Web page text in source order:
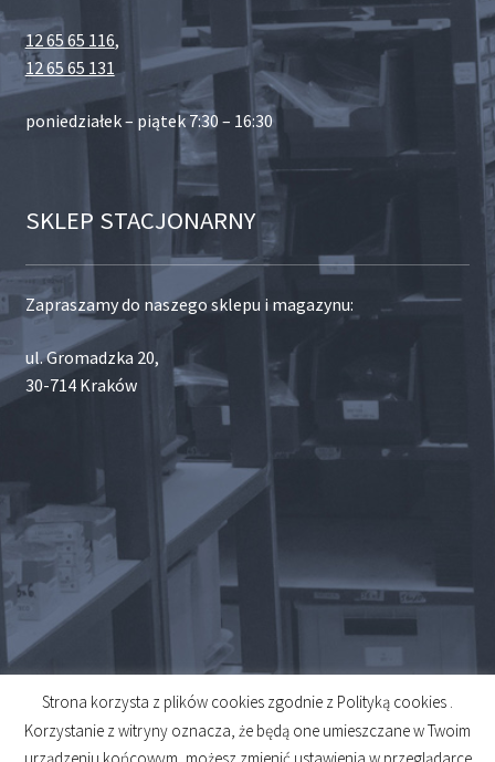
12 65 65 116,
12 65 65 131
poniedziałek – piątek 7:30 – 16:30
SKLEP STACJONARNY
Zapraszamy do naszego sklepu i magazynu:
ul. Gromadzka 20,
30-714 Kraków
© 2026
Created byMidero
Strona korzysta z plików cookies zgodnie z Polityką cookies .
Korzystanie z witryny oznacza, że będą one umieszczane w Twoim